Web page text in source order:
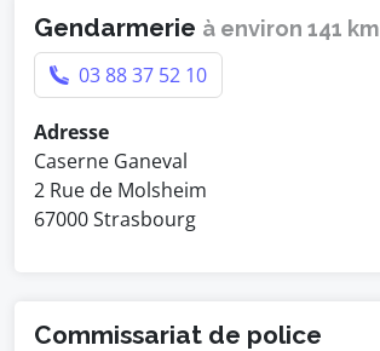
Gendarmerie à environ 141 km
03 88 37 52 10
Adresse
Caserne Ganeval
2 Rue de Molsheim
67000 Strasbourg
Commissariat de police